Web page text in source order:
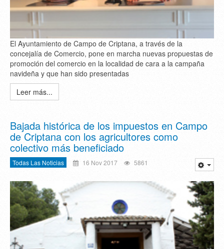
El Ayuntamiento de Campo de Criptana, a través de la
concejalía de Comercio, pone en marcha nuevas propuestas de
promoción del comercio en la localidad de cara a la campaña
navideña y que han sido presentadas
Leer más...
Bajada histórica de los impuestos en Campo
de Criptana con los agricultores como
colectivo más beneficiado
Todas Las Noticias 16 Nov 2017 5861